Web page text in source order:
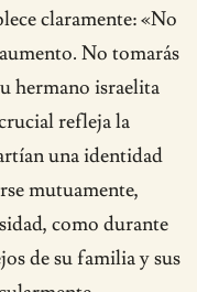
claramente: «No
No tomarás
hermano israelita
refleja la
una identidad
mutuamente,
como durante
de su familia y sus